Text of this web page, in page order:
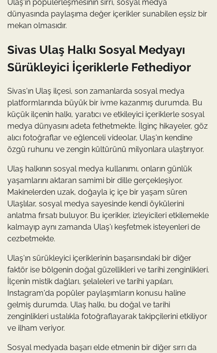
Ulaş'ın popülerleşmesinin sırrı, sosyal medya
dünyasında paylaşıma değer içerikler sunabilen eşsiz bir
mekan olmasıdır.
Sivas Ulaş Halkı Sosyal Medyayı
Sürükleyici İçeriklerle Fethediyor
Sivas'ın Ulaş ilçesi, son zamanlarda sosyal medya
platformlarında büyük bir ivme kazanmış durumda. Bu
küçük ilçenin halkı, yaratıcı ve etkileyici içeriklerle sosyal
medya dünyasını adeta fethetmekte. İlginç hikayeler, göz
alıcı fotoğraflar ve eğlenceli videolar, Ulaş'ın kendine
özgü ruhunu ve zengin kültürünü milyonlara ulaştırıyor.
Ulaş halkının sosyal medya kullanımı, onların günlük
yaşamlarını aktaran samimi bir dille gerçekleşiyor.
Makinelerden uzak, doğayla iç içe bir yaşam süren
Ulaşlılar, sosyal medya sayesinde kendi öykülerini
anlatma fırsatı buluyor. Bu içerikler, izleyicileri etkilemekle
kalmayıp aynı zamanda Ulaş'ı keşfetmek isteyenleri de
cezbetmekte.
Ulaş'ın sürükleyici içeriklerinin başarısındaki bir diğer
faktör ise bölgenin doğal güzellikleri ve tarihi zenginlikleri.
İlçenin mistik dağları, şelaleleri ve tarihi yapıları,
Instagram'da popüler paylaşımların konusu haline
gelmiş durumda. Ulaş halkı, bu doğal ve tarihi
zenginlikleri ustalıkla fotoğraflayarak takipçilerini etkiliyor
ve ilham veriyor.
Sosyal medyada başarı elde etmenin bir diğer sırrı da